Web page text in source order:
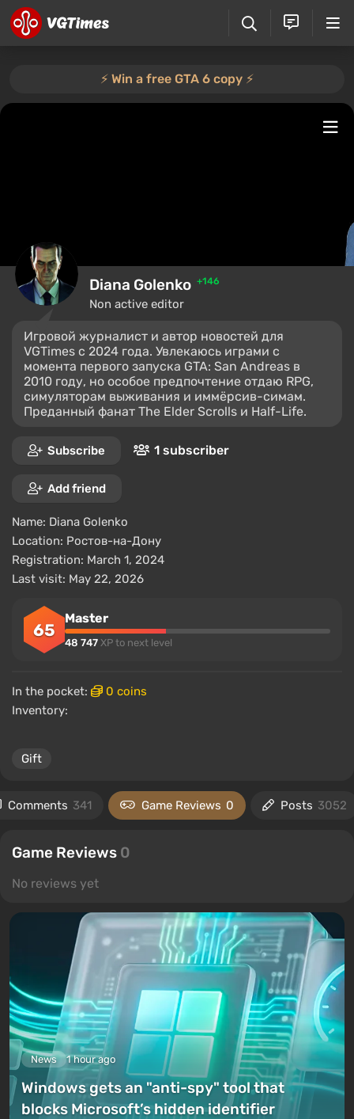
⚡️ Win a free GTA 6 copy ⚡️
Diana Golenko +146
Non active editor
Игровой журналист и автор новостей для
VGTimes с 2024 года. Увлекаюсь играми с
момента первого запуска GTA: San Andreas в
2010 году, но особое предпочтение отдаю RPG,
симуляторам выживания и иммёрсив-симам.
Преданный фанат The Elder Scrolls и Half-Life.
Subscribe 1 subscriber
Add friend
Name: Diana Golenko
Location: Ростов-на-Дону
Registration: March 1, 2024
Last visit: May 22, 2026
65
Master
48 747 XP to next level
In the pocket:
0 coins
Inventory:
Gift
Comments 341 Game Reviews 0 Posts 3052
Game Reviews 0
No reviews yet
News 1 hour ago
Windows gets an "anti-spy" tool that
blocks Microsoft’s hidden identifier